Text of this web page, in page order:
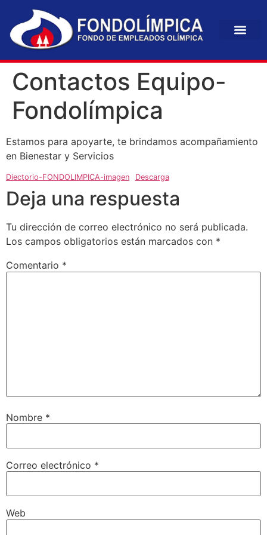
Contactos Equipo-
Fondolímpica
Estamos para apoyarte, te brindamos acompañamiento
en Bienestar y Servicios
Diectorio-FONDOLIMPICA-imagen Descarga
Deja una respuesta
Tu dirección de correo electrónico no será publicada.
Los campos obligatorios están marcados con *
Comentario *
Nombre *
Correo electrónico *
Web